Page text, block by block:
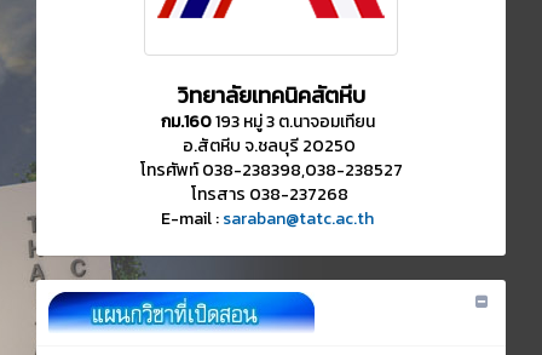
วิทยาลัยเทคนิคสัตหีบ
กม.160193 หมู่ 3 ต.นาจอมเทียน
อ.สัตหีบ จ.ชลบุรี 20250
โทรศัพท์ 038-238398,038-238527
โทรสาร 038-237268
E-mail :saraban@tatc.ac.th